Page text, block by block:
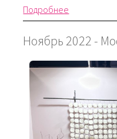
Подробнее
Ноябрь 2022 -